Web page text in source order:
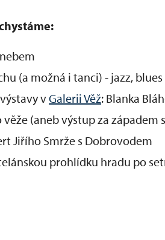
(a možná i tanci) - jazz, blues
vGalerii Věž: Blanka
(aneb výstup za západem
Jiřího Smrže s Dobrovodem
prohlídku hradu po